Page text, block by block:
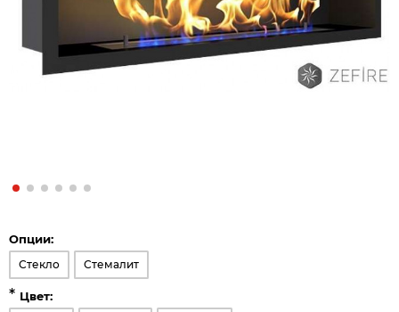
Опции:
Стекло Стемалит
* Цвет: